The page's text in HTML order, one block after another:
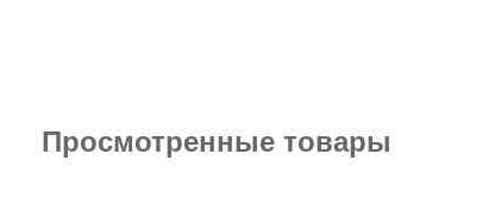
Просмотренные товары